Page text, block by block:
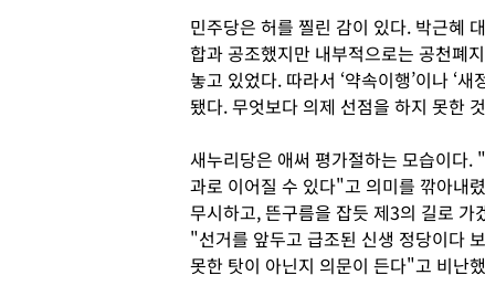
민주당은 허를 찔린 감이 있다. 박근혜
합과 공조했지만 내부적으로는 공천폐
놓고 있었다. 따라서 ‘약속이행’이나 ‘
됐다. 무엇보다 의제 선점을 하지 못한
새누리당은 애써 평가절하는 모습이다.
과로 이어질 수 있다"고 의미를 깎아내
무시하고, 뜬구름을 잡듯 제3의 길로
"선거를 앞두고 급조된 신생 정당이다
못한 탓이 아닌지 의문이 든다"고 비난